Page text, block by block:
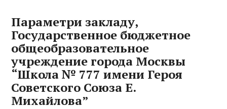
Параметри закладу,
Государственное бюджетное
общеобразовательное
учреждение города Москвы
“Школа № 777 имени Героя
Советского Союза Е.
Михайлова”